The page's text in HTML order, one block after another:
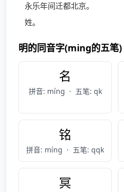
永乐年间迁都北京。
姓。
明的同音字(ming的五笔)
名
拼音: míng · 五笔: qk
铭
拼音: míng · 五笔: qqk
冥